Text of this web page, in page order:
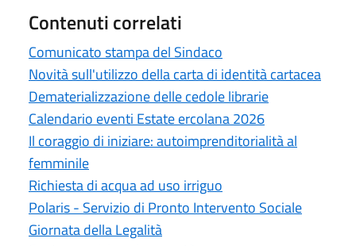
Contenuti correlati
Comunicato stampa del Sindaco
Novità sull'utilizzo della carta di identità cartacea
Dematerializzazione delle cedole librarie
Calendario eventi Estate ercolana 2026
Il coraggio di iniziare: autoimprenditorialità al
femminile
Richiesta di acqua ad uso irriguo
Polaris - Servizio di Pronto Intervento Sociale
Giornata della Legalità